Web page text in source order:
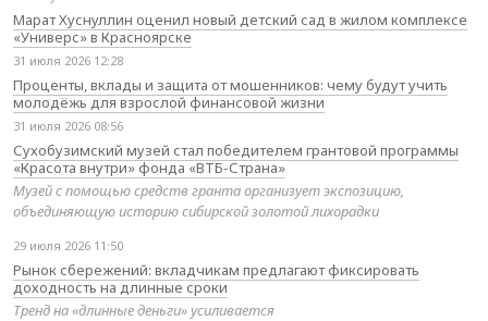
Марат Хуснуллин оценил новый детский сад в жилом комплексе
«Универс» в Красноярске
31 июля 2026 12:28
Проценты, вклады и защита от мошенников: чему будут учить
молодёжь для взрослой финансовой жизни
31 июля 2026 08:56
Сухобузимский музей стал победителем грантовой программы
«Красота внутри» фонда «ВТБ-Страна»
Музей с помощью средств гранта организует экспозицию,
объединяющую историю сибирской золотой лихорадки
29 июля 2026 11:50
Рынок сбережений: вкладчикам предлагают фиксировать
доходность на длинные сроки
Тренд на «длинные деньги» усиливается